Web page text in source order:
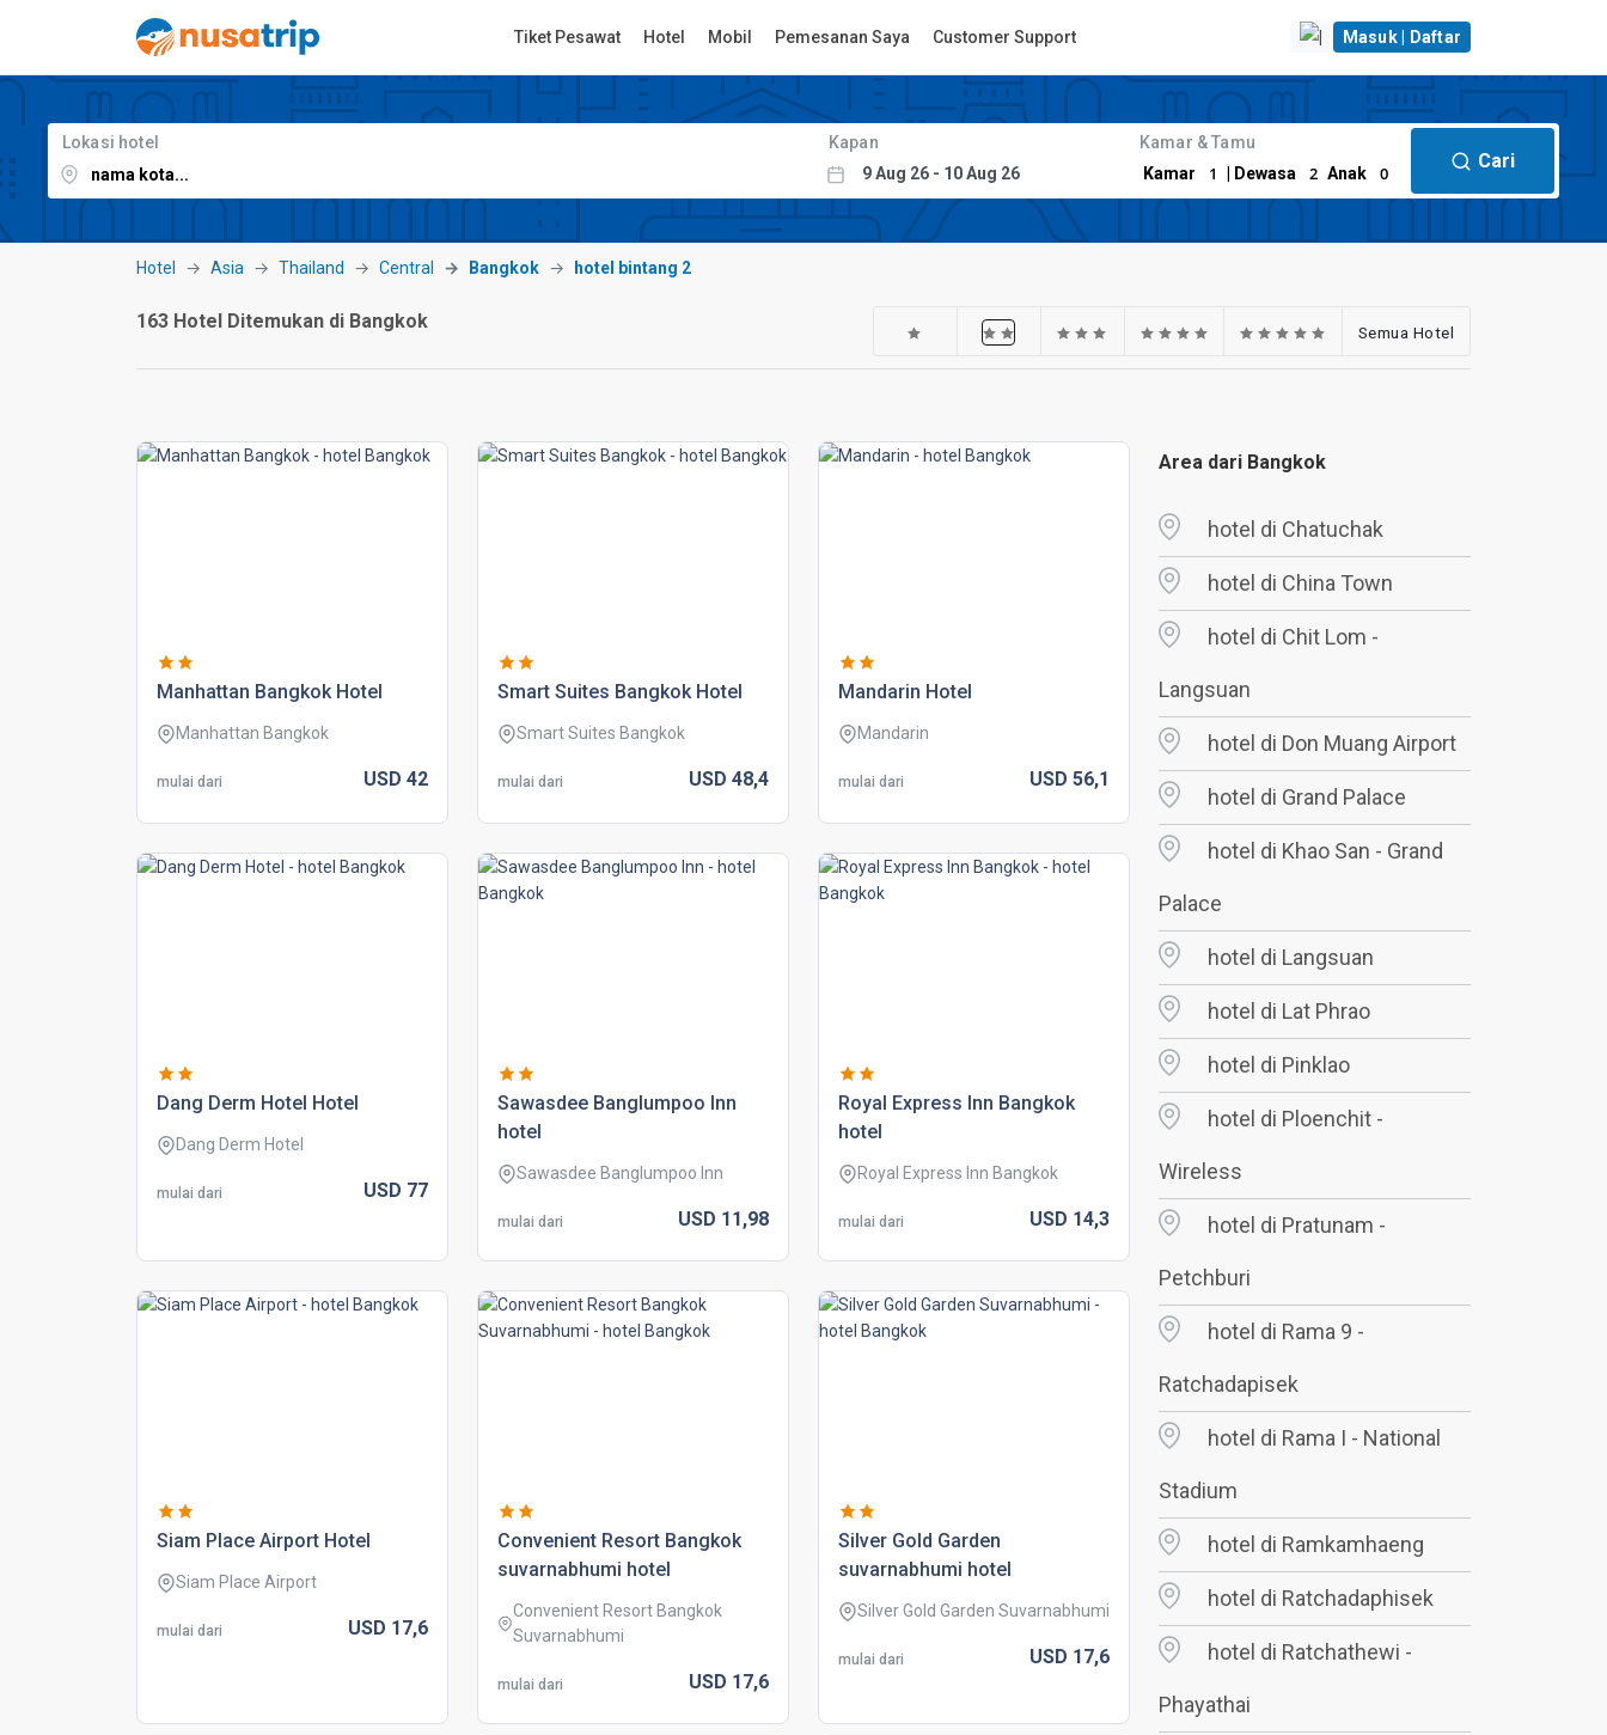
Tiket Pesawat Hotel Mobil Pemesanan Saya Customer Support Masuk | Daftar
Lokasi hotel Kapan
Kamar & Tamu
Kamar
1 | Dewasa 2 Anak 0
Cari
Hotel Asia Thailand Central Bangkok hotel bintang 2
163 Hotel Ditemukan di Bangkok Semua Hotel
manhattan bangkok hotel
Manhattan Bangkok
mulai dari USD 42
smart suites bangkok hotel
Smart Suites Bangkok
mulai dari USD 48,4
mandarin hotel
Mandarin
mulai dari USD 56,1
dang derm hotel hotel
Dang Derm Hotel
mulai dari USD 77
sawasdee banglumpoo inn
hotel
Sawasdee Banglumpoo Inn
mulai dari USD 11,98
royal express inn bangkok
hotel
Royal Express Inn Bangkok
mulai dari USD 14,3
siam place airport hotel
Siam Place Airport
mulai dari USD 17,6
convenient resort bangkok
suvarnabhumi hotel
Convenient Resort Bangkok
Suvarnabhumi
mulai dari USD 17,6
silver gold garden
suvarnabhumi hotel
Silver Gold Garden Suvarnabhumi
mulai dari USD 17,6
Area dari Bangkok
hotel di Chatuchak
hotel di China Town
hotel di Chit Lom -
Langsuan
hotel di Don Muang Airport
hotel di Grand Palace
hotel di Khao San - Grand
Palace
hotel di Langsuan
hotel di Lat Phrao
hotel di Pinklao
hotel di Ploenchit -
Wireless
hotel di Pratunam -
Petchburi
hotel di Rama 9 -
Ratchadapisek
hotel di Rama I - National
Stadium
hotel di Ramkamhaeng
hotel di Ratchadaphisek
hotel di Ratchathewi -
Phayathai